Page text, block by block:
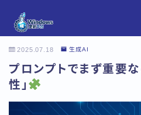
Instagram
Windows Updateの不具合・
【Windows11対応】
アクセス
2025.07.18 生成AI
プロンプトでまず重要
性」